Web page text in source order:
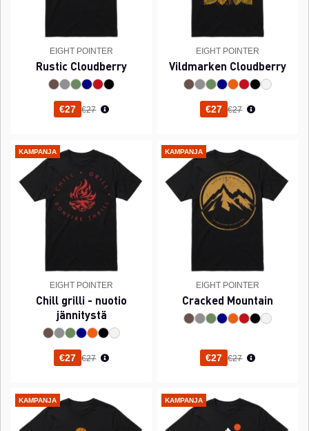
EIGHT POINTER
Rustic Cloudberry
€27 Normaali hinta
€27
EIGHT POINTER
Vildmarken Cloudberry
€27 Normaali hinta
€27
KAMPANJA
EIGHT POINTER
Chill grilli - nuotio
jännitystä
€27 Normaali hinta
€27
KAMPANJA
EIGHT POINTER
Cracked Mountain
€27 Normaali hinta
€27
KAMPANJA KAMPANJA